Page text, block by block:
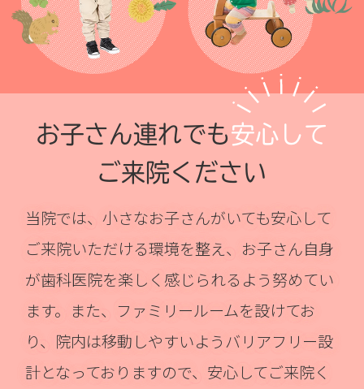
お子さん連れでも安心して
ご来院ください
当院では、小さなお子さんがいても安心して
ご来院いただける環境を整え、お子さん自身
が歯科医院を楽しく感じられるよう努めてい
ます。また、ファミリールームを設けてお
り、院内は移動しやすいようバリアフリー設
計となっておりますので、安心してご来院く